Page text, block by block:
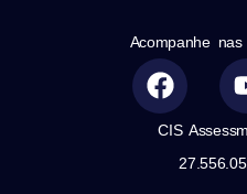
Acompanhe
CIS